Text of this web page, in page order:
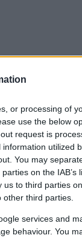
or processing of
use the below
request is
utilized
You may
on the IAB’s
us to third parties
third parties.
services and
behaviour. You